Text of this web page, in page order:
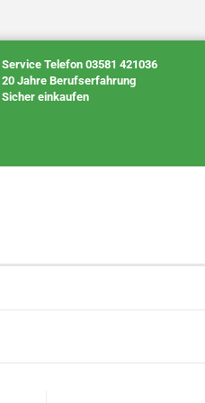
Telefon 03581 421036
Jahre Berufserfahrung
einkaufen